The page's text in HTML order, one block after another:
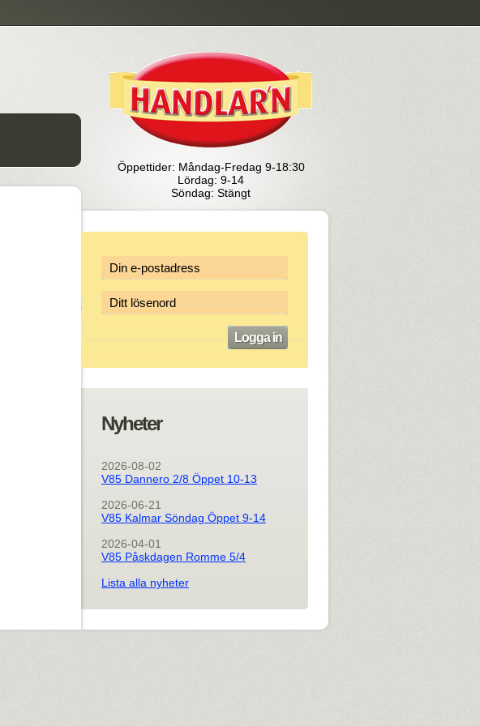
Öppettider: Måndag-Fredag 9-18:30
Lördag: 9-14
Söndag: Stängt
Nyheter
2026-08-02
V85 Dannero 2/8 Öppet 10-13
2026-06-21
V85 Kalmar Söndag Öppet 9-14
2026-04-01
V85 Påskdagen Romme 5/4
Lista alla nyheter